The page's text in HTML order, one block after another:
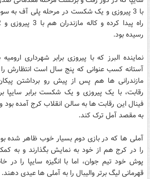
با 3 پیروزی و یک شکست در مرحله پلی آف به
رسیده بود.
نماینده البرز که با پیروزی برابر شهرداری
آستانه کسب عنوانی که پنج سال است انتظارش
رقابت، با یک پیروزی و یک شکست برابر سایپا
فینال این رقابت ها به سالن انقلاب کرج آمده
به مقصد آمل ترک کند.
آملی ها که در بازی دوم بسیار خوب ظاهر شده
را در کرج هم از خود به نمایش بگذارند و به
پوش خود تیم جوان، اما با انگیزه سایپا را
قهرمانی لیگ برتر والیبال را به آملی ها عیدی دهند.